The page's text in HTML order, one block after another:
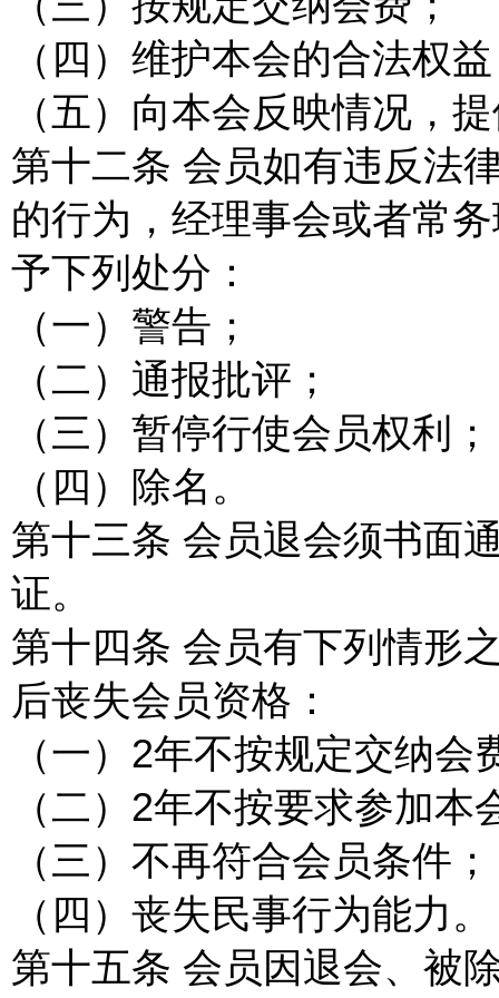
（四）维护本会的合法权
（五）向本会反映情况，
第十二条 会员如有违反法
的行为，经理事会或者常
予下列处分：
（一）警告；
（二）通报批评；
（三）暂停行使会员权利；
（四）除名。
第十三条 会员退会须书面
证。
第十四条 会员有下列情形
后丧失会员资格：
（一）2年不按规定交纳会
（二）2年不按要求参加本
（三）不再符合会员条件；
（四）丧失民事行为能力。
第十五条 会员因退会、被